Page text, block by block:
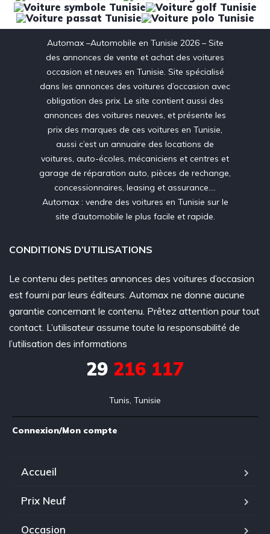
Automax –Automobile en Tunisie 2026 – Site
des annonces de vente et achat des voitures
occasion et neuves en Tunisie. Site spécialisé
dans les annonces des voitures d’occasion avec
obligation des prix. Le site contient aussi des
annonces des voitures neuves, et présente les
prix des marques de ces voitures en Tunisie,
aussi c’est un annuaire des locations de
voitures, auto-écoles, mécaniciens et centres et
garage de réparation auto, pièces de rechange,
concessionnaires, leasing et assurance….
Automax : vendre des voitures en Tunisie sur le
site d’automobile le plus facile et rapide.
CONDITIONS D’UTILISATIONS
Le contenu des petites annonces des voitures d’occasion
est fourni par leurs éditeurs. Automax ne donne aucune
garantie concernant le contenu. Prêtez attention pour tout
contact. L’utilisateur assume toute la responsabilité de
l’utilisation des informations
29 216 117
Tunis, Tunisie
Connexion/Mon compte
Accueil
Prix Neuf
Occasion